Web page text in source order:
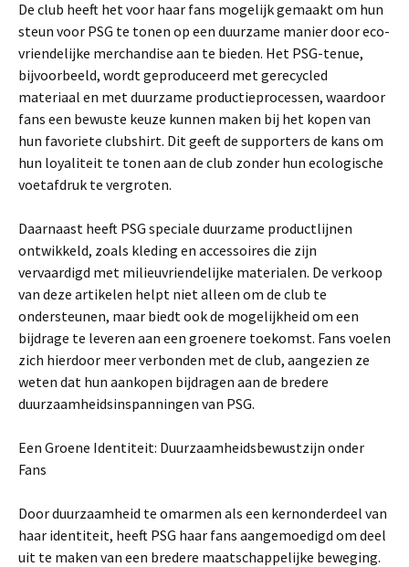
De club heeft het voor haar fans mogelijk gemaakt om hun
steun voor PSG te tonen op een duurzame manier door eco-
vriendelijke merchandise aan te bieden. Het PSG-tenue,
bijvoorbeeld, wordt geproduceerd met gerecycled
materiaal en met duurzame productieprocessen, waardoor
fans een bewuste keuze kunnen maken bij het kopen van
hun favoriete clubshirt. Dit geeft de supporters de kans om
hun loyaliteit te tonen aan de club zonder hun ecologische
voetafdruk te vergroten.
Daarnaast heeft PSG speciale duurzame productlijnen
ontwikkeld, zoals kleding en accessoires die zijn
vervaardigd met milieuvriendelijke materialen. De verkoop
van deze artikelen helpt niet alleen om de club te
ondersteunen, maar biedt ook de mogelijkheid om een
bijdrage te leveren aan een groenere toekomst. Fans voelen
zich hierdoor meer verbonden met de club, aangezien ze
weten dat hun aankopen bijdragen aan de bredere
duurzaamheidsinspanningen van PSG.
Een Groene Identiteit: Duurzaamheidsbewustzijn onder
Fans
Door duurzaamheid te omarmen als een kernonderdeel van
haar identiteit, heeft PSG haar fans aangemoedigd om deel
uit te maken van een bredere maatschappelijke beweging.